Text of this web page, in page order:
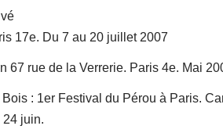
17e. Du 7 au 20 juillet 2007
67 rue de la Verrerie. Paris 4e. Mai
: 1er Festival du Pérou à Paris.
juin.